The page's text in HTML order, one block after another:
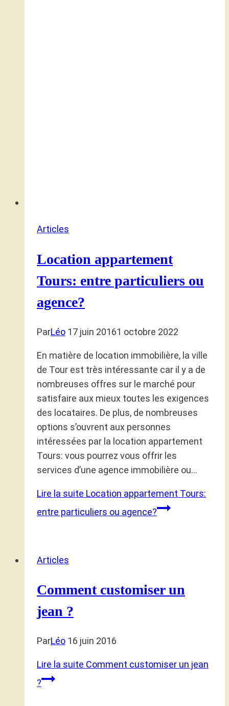
Articles
Location appartement
Tours: entre particuliers ou
agence?
ParLéo 17 juin 20161 octobre 2022
En matière de location immobilière, la ville
de Tour est très intéressante car il y a de
nombreuses offres sur le marché pour
satisfaire aux mieux toutes les exigences
des locataires. De plus, de nombreuses
options s’ouvrent aux personnes
intéressées par la location appartement
Tours: vous pourrez vous offrir les
services d’une agence immobilière ou…
Lire la suite Location appartement Tours:
entre particuliers ou agence?
Articles
Comment customiser un
jean ?
ParLéo 16 juin 2016
Lire la suite Comment customiser un jean
?